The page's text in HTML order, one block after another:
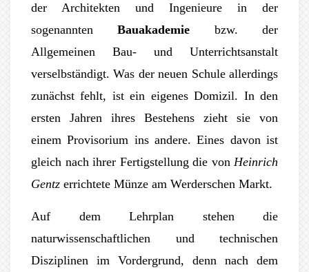
der Architekten und Ingenieure in der
sogenanntenBauakademie bzw. der
Allgemeinen Bau- und Unterrichtsanstalt
verselbständigt. Was der neuen Schule allerdings
zunächst fehlt, ist ein eigenes Domizil. In den
ersten Jahren ihres Bestehens zieht sie von
einem Provisorium ins andere. Eines davon ist
gleich nach ihrer Fertigstellung die von Heinrich
Gentz errichtete Münze am Werderschen Markt.
Auf dem Lehrplan stehen die
naturwissenschaftlichen und technischen
Disziplinen im Vordergrund, denn nach dem